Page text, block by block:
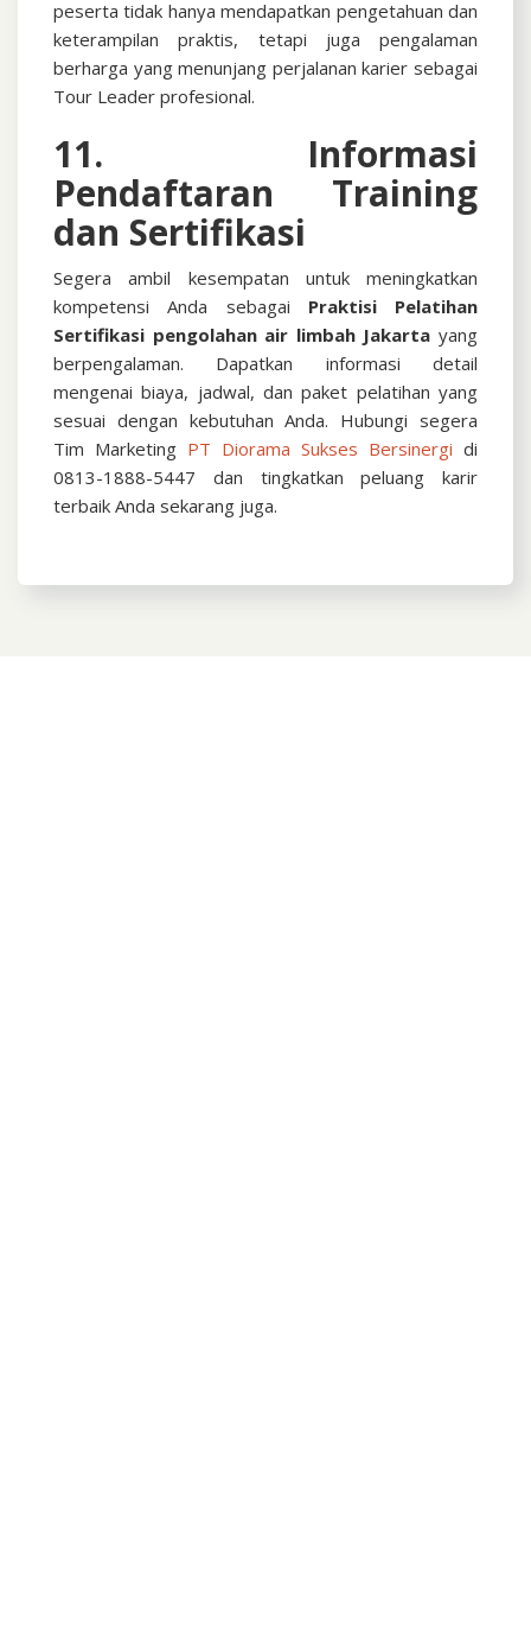
peserta tidak hanya mendapatkan pengetahuan dan
keterampilan praktis, tetapi juga pengalaman
berharga yang menunjang perjalanan karier sebagai
Tour Leader profesional.
11. Informasi
Pendaftaran Training
dan Sertifikasi
Segera ambil kesempatan untuk meningkatkan
kompetensi Anda sebagai Praktisi Pelatihan
Sertifikasi pengolahan air limbah Jakarta yang
berpengalaman. Dapatkan informasi detail
mengenai biaya, jadwal, dan paket pelatihan yang
sesuai dengan kebutuhan Anda. Hubungi segera
Tim Marketing PT Diorama Sukses Bersinergi di
0813-1888-5447 dan tingkatkan peluang karir
terbaik Anda sekarang juga.